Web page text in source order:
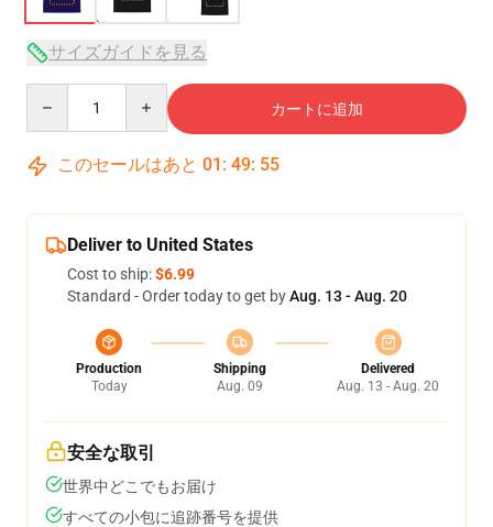
サイズガイドを見る
カートに追加
このセールはあと 01 : 49: 54
Deliver to United States
Cost to ship:$6.99
Standard - Order today to get byAug. 13 - Aug. 20
Production
Today
Shipping
Aug. 09
Delivered
Aug. 13 - Aug. 20
安全な取引
世界中どこでもお届け
すべての小包に追跡番号を提供